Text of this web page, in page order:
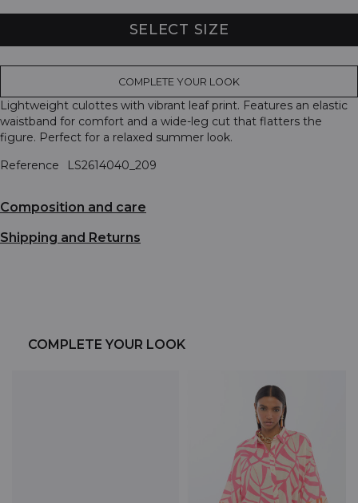
SELECT SIZE
COMPLETE YOUR LOOK
Lightweight culottes with vibrant leaf print. Features an elastic
waistband for comfort and a wide-leg cut that flatters the
figure. Perfect for a relaxed summer look.
Reference
LS2614040_209
Composition and care
Shipping and Returns
COMPLETE YOUR LOOK